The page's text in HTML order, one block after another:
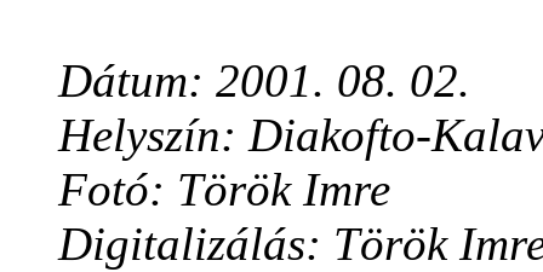
Dátum: 2001. 08. 02.
Helyszín: Diakofto-
Fotó: Török Imre
Digitalizálás: Török